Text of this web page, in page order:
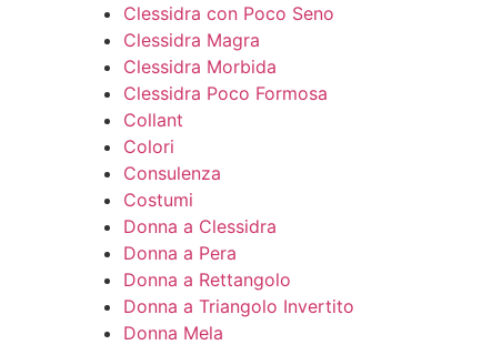
Clessidra con Poco Seno
Clessidra Magra
Clessidra Morbida
Clessidra Poco Formosa
Collant
Colori
Consulenza
Costumi
Donna a Clessidra
Donna a Pera
Donna a Rettangolo
Donna a Triangolo Invertito
Donna Mela